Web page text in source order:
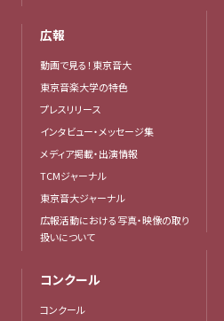
広報
動画で見る！東京音大
東京音楽大学の特色
プレスリリース
インタビュー・メッセージ集
メディア掲載・出演情報
TCMジャーナル
東京音大ジャーナル
広報活動における写真・映像の取り
扱いについて
コンクール
コンクール